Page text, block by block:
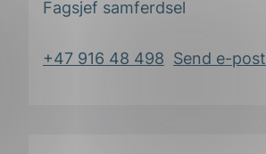
Fagsjef samferdsel
+47 916 48 498 Send e-post